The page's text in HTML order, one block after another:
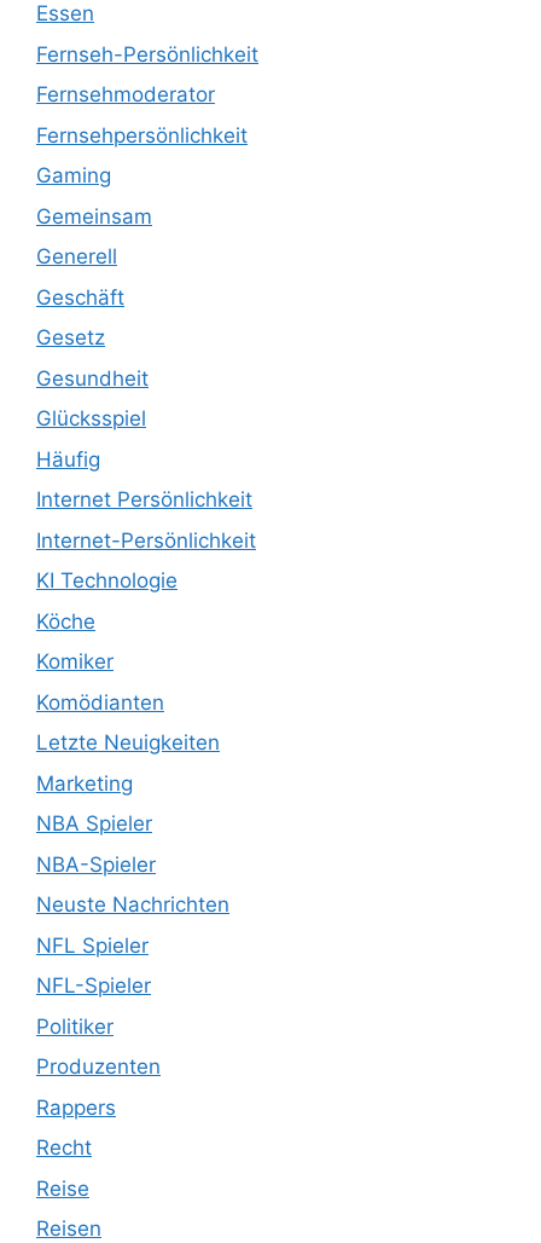
Essen
Fernseh-Persönlichkeit
Fernsehmoderator
Fernsehpersönlichkeit
Gaming
Gemeinsam
Generell
Geschäft
Gesetz
Gesundheit
Glücksspiel
Häufig
Internet Persönlichkeit
Internet-Persönlichkeit
KI Technologie
Köche
Komiker
Komödianten
Letzte Neuigkeiten
Marketing
NBA Spieler
NBA-Spieler
Neuste Nachrichten
NFL Spieler
NFL-Spieler
Politiker
Produzenten
Rappers
Recht
Reise
Reisen